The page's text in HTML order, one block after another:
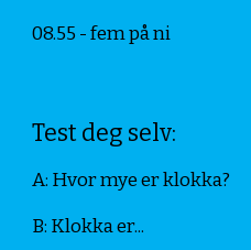
08.55 - fem på ni
Test deg selv:
A: Hvor mye er klokka?
B: Klokka er...